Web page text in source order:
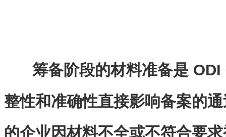
筹备阶段的材料准备是
整性和准确性直接影响备案的
的企业因材料不全或不符合要